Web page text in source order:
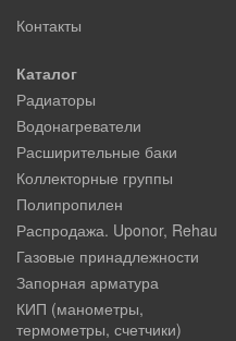
Контакты
Каталог
Радиаторы
Водонагреватели
Расширительные баки
Коллекторные группы
Полипропилен
Распродажа. Uponor, Rehau
Газовые принадлежности
Запорная арматура
КИП (манометры,
термометры, счетчики)